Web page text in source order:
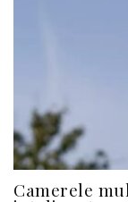
Camerele